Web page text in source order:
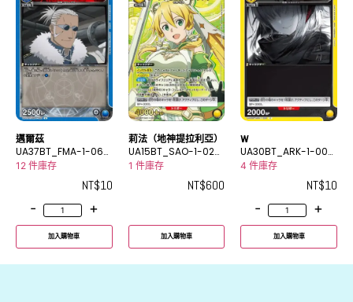
邁爾茲
UA37BT_FMA-1-062
U
12 件庫存
NT$10
-
+
加入購物車
莉法（地神提拉利亞）
UA15BT_SAO-1-028
_2R★
1 件庫存
NT$600
加入購物車
W
UA30BT_ARK-1-009
C
4 件庫存
NT$10
-
+
加入購物車